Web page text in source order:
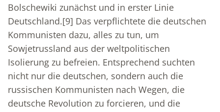
Bolschewiki zunächst und in erster Linie
Deutschland.[9] Das verpflichtete die deutschen
Kommunisten dazu, alles zu tun, um
Sowjetrussland aus der weltpolitischen
Isolierung zu befreien. Entsprechend suchten
nicht nur die deutschen, sondern auch die
russischen Kommunisten nach Wegen, die
deutsche Revolution zu forcieren, und die